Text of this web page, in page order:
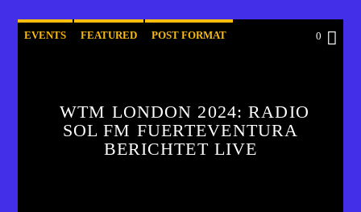
EVENTS FEATURED POST FORMAT 0
WTM LONDON 2024: RADIO
SOL FM FUERTEVENTURA
BERICHTET LIVE